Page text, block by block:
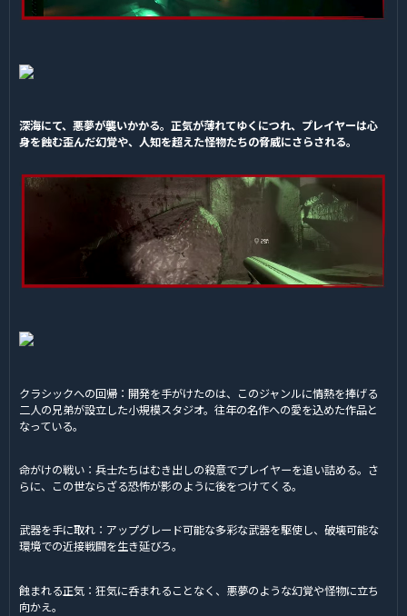
深海にて、悪夢が襲いかかる。正気が薄れてゆくにつれ、プレイヤーは心
身を蝕む歪んだ幻覚や、人知を超えた怪物たちの脅威にさらされる。
クラシックへの回帰：開発を手がけたのは、このジャンルに情熱を捧げる
二人の兄弟が設立した小規模スタジオ。往年の名作への愛を込めた作品と
なっている。
命がけの戦い：兵士たちはむき出しの殺意でプレイヤーを追い詰める。さ
らに、この世ならざる恐怖が影のように後をつけてくる。
武器を手に取れ：アップグレード可能な多彩な武器を駆使し、破壊可能な
環境での近接戦闘を生き延びろ。
蝕まれる正気：狂気に呑まれることなく、悪夢のような幻覚や怪物に立ち
向かえ。